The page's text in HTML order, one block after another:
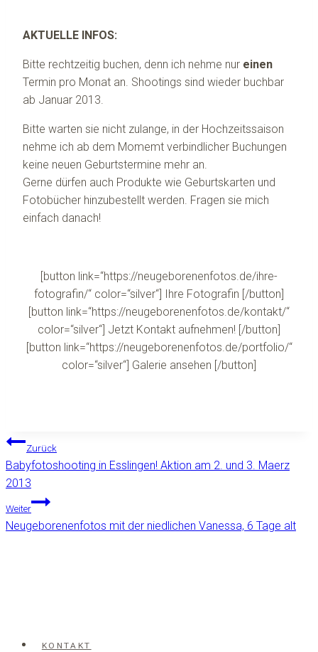
AKTUELLE INFOS:
Bitte rechtzeitig buchen, denn ich nehme nur einen
Termin pro Monat an. Shootings sind wieder buchbar
ab Januar 2013.
Bitte warten sie nicht zulange, in der Hochzeitssaison
nehme ich ab dem Momemt verbindlicher Buchungen
keine neuen Geburtstermine mehr an.
Gerne dürfen auch Produkte wie Geburtskarten und
Fotobücher hinzubestellt werden. Fragen sie mich
einfach danach!
[button link=“https://neugeborenenfotos.de/ihre-
fotografin/“ color=“silver“] Ihre Fotografin [/button]
[button link=“https://neugeborenenfotos.de/kontakt/“
color=“silver“] Jetzt Kontakt aufnehmen! [/button]
[button link=“https://neugeborenenfotos.de/portfolio/“
color=“silver“] Galerie ansehen [/button]
Beitragsnavigation
Zurück
Babyfotoshooting in Esslingen! Aktion am 2. und 3. Maerz
2013
Weiter
Neugeborenenfotos mit der niedlichen Vanessa, 6 Tage alt
KONTAKT